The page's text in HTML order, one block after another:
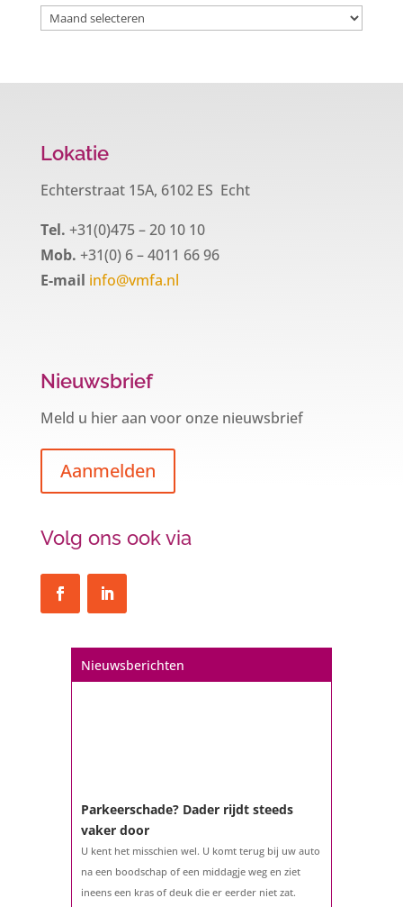
Archieven
Lokatie
Echterstraat 15A, 6102 ES Echt
Tel. +31(0)475 – 20 10 10
Mob. +31(0) 6 – 4011 66 96
E-mail info@vmfa.nl
Nieuwsbrief
Meld u hier aan voor onze nieuwsbrief
Aanmelden
Volg ons ook via
Nieuwsberichten
Parkeerschade? Dader rijdt steeds
vaker door
U kent het misschien wel. U komt terug bij uw auto
na een boodschap of een middagje weg en ziet
ineens een kras of deuk die er eerder niet zat.